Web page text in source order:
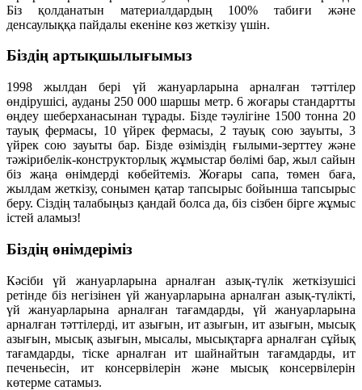
Біз қолданатын материалдардың 100% табиғи және
денсаулыққа пайдалы екеніне көз жеткізу үшін.
Біздің артықшылығымыз
1998 жылдан бері үй жануарларына арналған тәттілер
өндірушісі, ауданы 250 000 шаршы метр. 6 жоғары стандартты
өңдеу шеберханасынан тұрады. Бізде тәулігіне 1500 тонна 20
тауық фермасы, 10 үйрек фермасы, 2 тауық сою зауыты, 3
үйрек сою зауыты бар. Бізде өзіміздің ғылыми-зерттеу және
тәжірибелік-конструкторлық жұмыстар бөлімі бар, жыл сайын
біз жаңа өнімдерді көбейтеміз. Жоғары сапа, төмен баға,
жылдам жеткізу, сонымен қатар тапсырыс бойынша тапсырыс
беру. Сіздің талабыңыз қандай болса да, біз сізбен бірге жұмыс
істей аламыз!
Біздің өнімдеріміз
Кәсіби үй жануарларына арналған азық-түлік жеткізушісі
ретінде біз негізінен үй жануарларына арналған азық-түлікті,
үй жануарларына арналған тағамдарды, үй жануарларына
арналған тәттілерді, ит азығын, ит азығын, ит азығын, мысық
азығын, мысық азығын, мысалы, мысықтарға арналған сұйық
тағамдарды, тіске арналған ит шайнайтын тағамдарды, ит
печеньесін, ит консервілерін және мысық консервілерін
көтерме сатамыз.